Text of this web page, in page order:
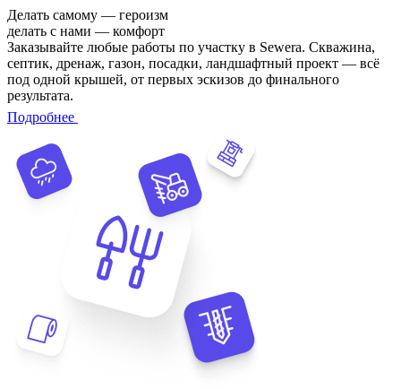
Делать самому — героизм
делать с нами — комфорт
Заказывайте любые работы по участку в Sewera. Скважина,
септик, дренаж, газон, посадки, ландшафтный проект — всё
под одной крышей, от первых эскизов до финального
результата.
Подробнее